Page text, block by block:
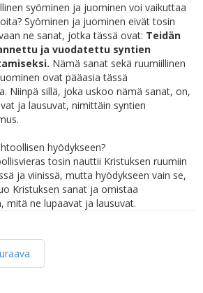
syöminen ja juominen voi vaikuttaa
Syöminen ja juominen eivät tosin
ne sanat, jotka tässä ovat: Teidän
ja vuodatettu syntien
Nämä sanat sekä ruumiillinen
ovat pääasia tässä
Niinpä sillä, joka uskoo nämä sanat, on,
ja lausuvat, nimittäin syntien
hyödykseen?
tosin nauttii Kristuksen ruumiin
ja viinissä, mutta hyödykseen vain se,
Kristuksen sanat ja omistaa
mitä ne lupaavat ja lausuvat.